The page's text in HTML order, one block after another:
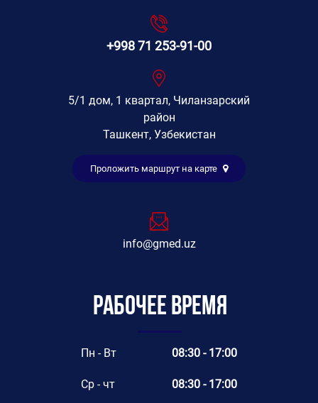
+998 71 253-91-00
5/1 дом, 1 квартал, Чиланзарский
район
Ташкент, Узбекистан
Проложить маршрут на карте
info@gmed.uz
Рабочее время
Пн - Вт 08:30 - 17:00
Ср - чт 08:30 - 17:00